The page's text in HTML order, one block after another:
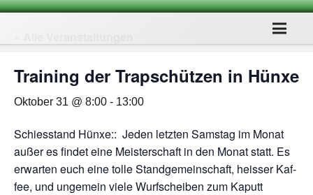
Trai­ning der Trap­schüt­zen in Hünxe
Oktober 31 @ 8:00 - 13:00
Schies­stand Hünxe:: Jeden letz­ten Sams­tag im Monat
außer es fin­det eine Meis­ter­schaft in den Monat statt. Es
erwar­ten euch eine tolle Stand­ge­mein­schaft, heis­ser Kaf­
fee, und unge­mein viele Wurf­schei­ben zum Kaputt